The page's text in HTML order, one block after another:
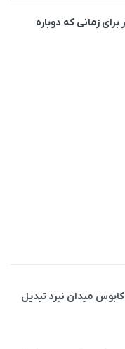
زمانی که دوباره
میدان نبرد تبدیل